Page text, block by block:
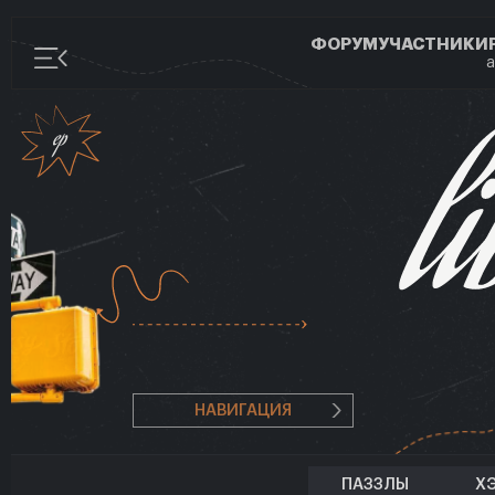
ФОРУМУЧАСТНИКИ
НАВИГАЦИЯ
ПАЗЗЛЫ